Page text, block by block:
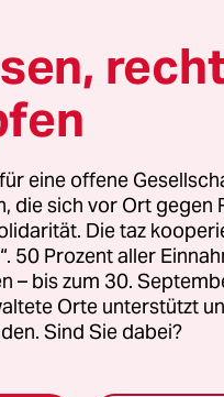
Kommissare.
d
Der 69-jährige
der auch
es nur der EU und
ihre Arbeit
Nach einem
eine offene
die sich vor Ort gegen
Die taz
50 Prozent aller
– bis zum 30.
Orte unterstützt
Sind Sie dabei?